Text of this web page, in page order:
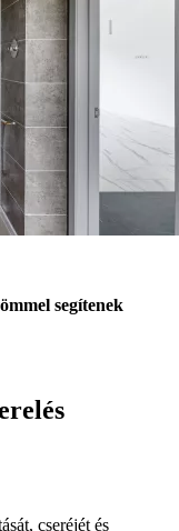
segítenek
cseréjét és